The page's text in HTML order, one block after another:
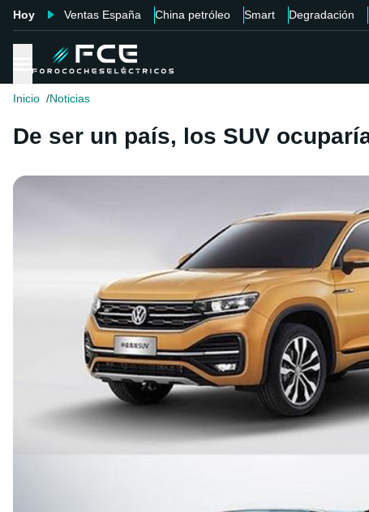
Hoy Ventas España China petróleo Smart Degradación
Inicio Noticias
De ser un país, los SUV